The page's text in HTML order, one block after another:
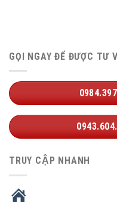
GỌI NGAY ĐỂ ĐƯỢC TƯ
TRUY CẬP NHANH